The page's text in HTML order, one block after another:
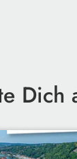
Dich